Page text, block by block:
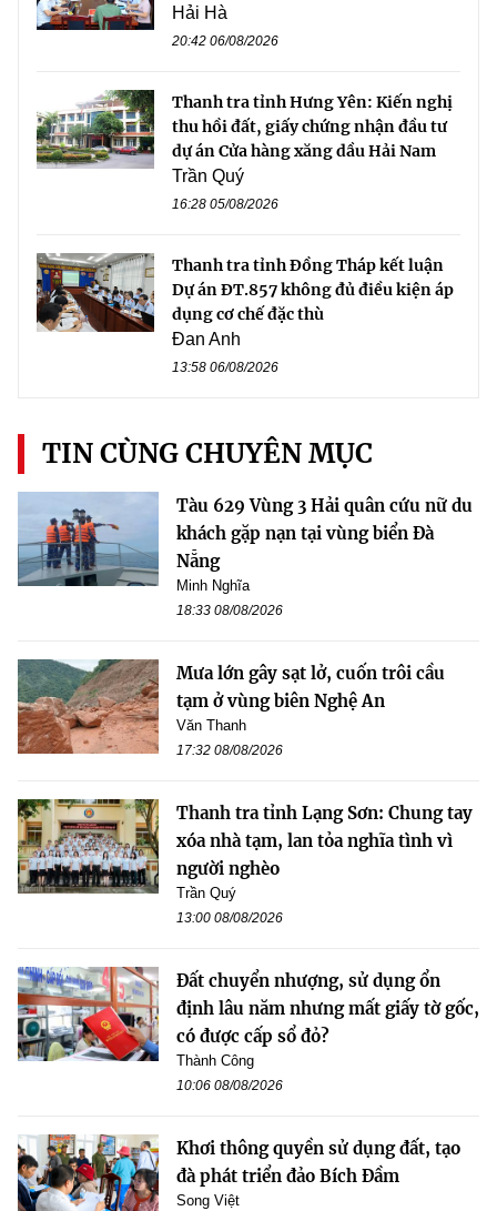
Hải Hà
20:42 06/08/2026
Thanh tra tỉnh Hưng Yên: Kiến nghị
thu hồi đất, giấy chứng nhận đầu tư
dự án Cửa hàng xăng dầu Hải Nam
Trần Quý
16:28 05/08/2026
Thanh tra tỉnh Đồng Tháp kết luận
Dự án ĐT.857 không đủ điều kiện áp
dụng cơ chế đặc thù
Đan Anh
13:58 06/08/2026
TIN CÙNG CHUYÊN MỤC
Tàu 629 Vùng 3 Hải quân cứu nữ du
khách gặp nạn tại vùng biển Đà
Nẵng
Minh Nghĩa
18:33 08/08/2026
Mưa lớn gây sạt lở, cuốn trôi cầu
tạm ở vùng biên Nghệ An
Văn Thanh
17:32 08/08/2026
Thanh tra tỉnh Lạng Sơn: Chung tay
xóa nhà tạm, lan tỏa nghĩa tình vì
người nghèo
Trần Quý
13:00 08/08/2026
Đất chuyển nhượng, sử dụng ổn
định lâu năm nhưng mất giấy tờ gốc,
có được cấp sổ đỏ?
Thành Công
10:06 08/08/2026
Khơi thông quyền sử dụng đất, tạo
đà phát triển đảo Bích Đầm
Song Việt